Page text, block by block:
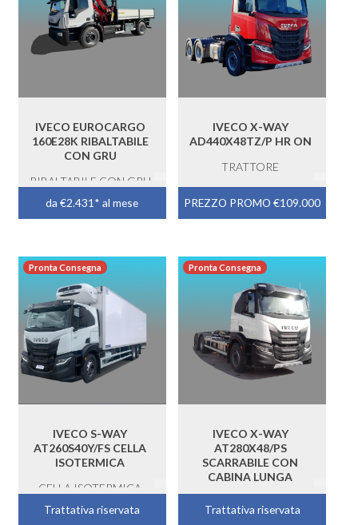
IVECO EUROCARGO
160E28K RIBALTABILE
CON GRU
RIBALTABILE CON GRU
da €2.431* al mese
IVECO X-WAY
AD440X48TZ/P HR ON
TRATTORE
PREZZO PROMO €109.000
Pronta Consegna
IVECO S-WAY
AT260S40Y/FS CELLA
ISOTERMICA
CELLA ISOTERMICA
Trattativa riservata
Pronta Consegna
IVECO X-WAY
AT280X48/PS
SCARRABILE CON
CABINA LUNGA
CABINA LUNGA
Trattativa riservata